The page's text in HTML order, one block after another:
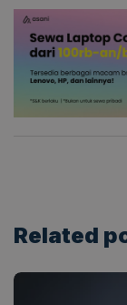
Related